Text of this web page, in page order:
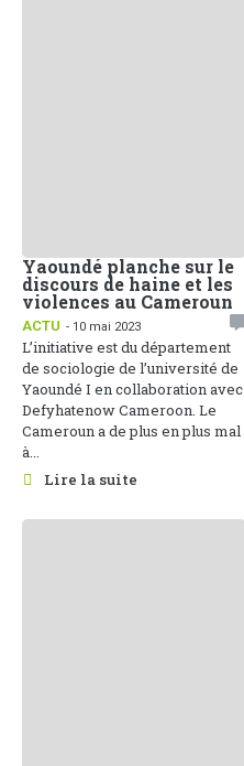
Yaoundé planche sur le
discours de haine et les
violences au Cameroun
ACTU - 10 mai 2023
L’initiative est du département
de sociologie de l’université de
Yaoundé I en collaboration avec
Defyhatenow Cameroon. Le
Cameroun a de plus en plus mal
à...
Lire la suite